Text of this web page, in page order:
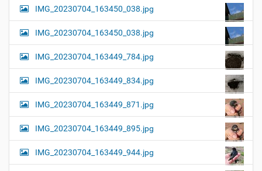
IMG_20230704_163450_038.jpg
IMG_20230704_163450_038.jpg
IMG_20230704_163449_784.jpg
IMG_20230704_163449_834.jpg
IMG_20230704_163449_871.jpg
IMG_20230704_163449_895.jpg
IMG_20230704_163449_944.jpg